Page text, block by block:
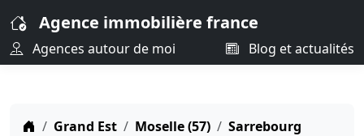
Agence immobilière france
Agences autour de moi Blog et actualités
Grand Est Moselle (57)
Sarrebourg